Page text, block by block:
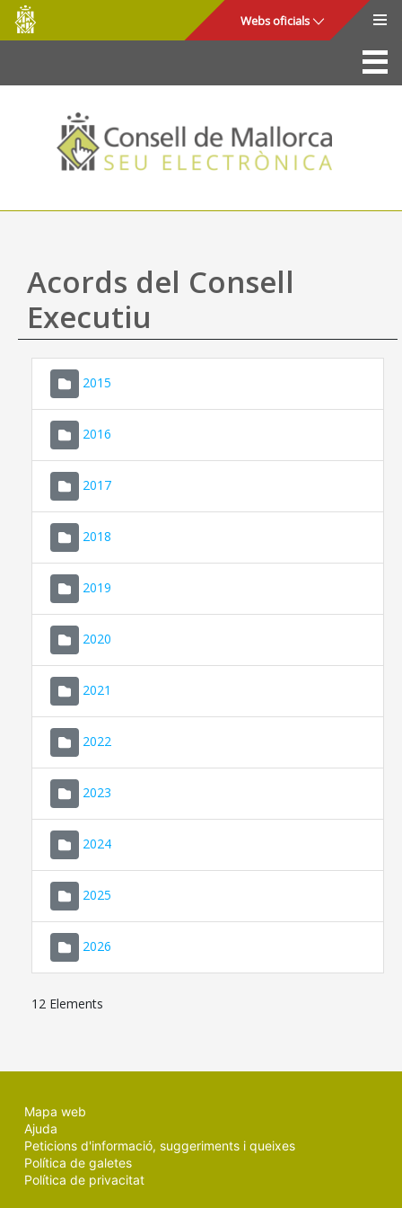
Salta al contingut principal
Consell
de
Mallorca
Webs oficials
La Seu
Consell de Mallorca
Accés i seguretat
Utilitats
Ajuda
Acords del Consell
Executiu
2015
2016
2017
2018
2019
2020
2021
2022
2023
2024
2025
2026
12 Elements
Mapa web
Ajuda
Peticions d'informació, suggeriments i queixes
Política de galetes
Política de privacitat